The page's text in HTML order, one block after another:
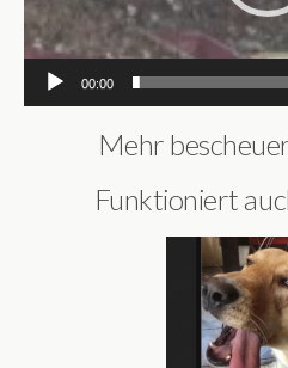
00:00
Mehr
Funktioniert